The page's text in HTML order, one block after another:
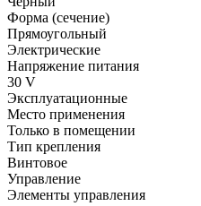
Форма (сечение)
Прямоугольный
Электрические
Напряжение питания
30 V
Эксплуатационные
Место применения
Только в помещении
Тип крепления
Винтовое
Управление
Элементы управления